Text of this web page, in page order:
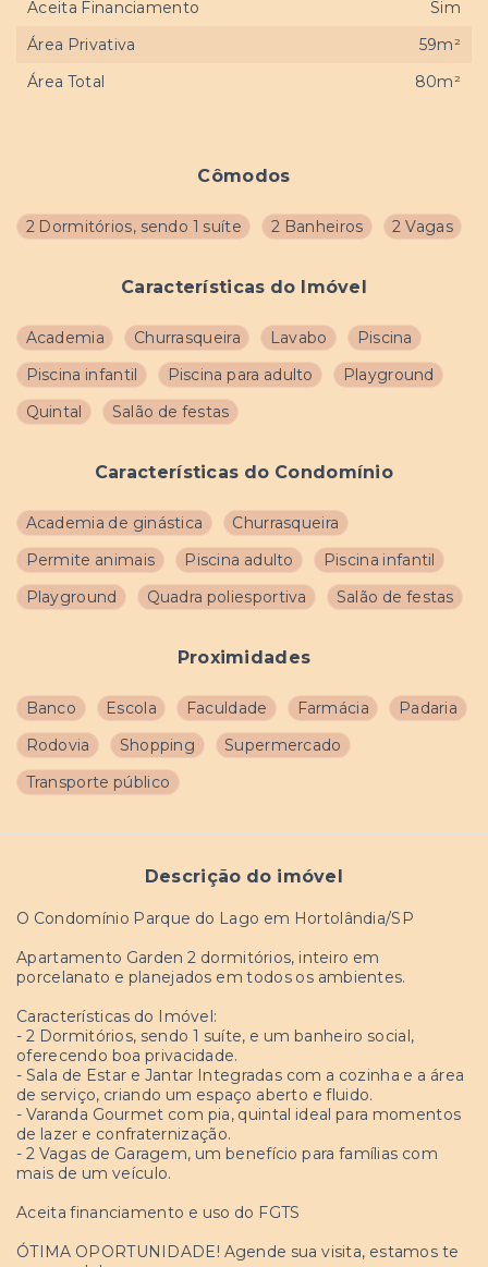
Cômodos
2 Dormitórios, sendo 1 suíte 2 Banheiros 2 Vagas
Características do Imóvel
Academia Churrasqueira Lavabo
Piscina
Piscina infantil
Piscina para adulto
Playground
Quintal
Salão de festas
Características do Condomínio
Academia de ginástica
Churrasqueira
Permite animais
Piscina adulto
Piscina infantil
Playground
Quadra poliesportiva Salão de festas
Proximidades
Banco Escola Faculdade Farmácia
Padaria
Rodovia
Shopping
Supermercado
Transporte público
Descrição do imóvel
O Condomínio Parque do Lago em Hortolândia/SP
Apartamento Garden 2 dormitórios, inteiro em
porcelanato e planejados em todos os ambientes.
Características do Imóvel:
- 2 Dormitórios, sendo 1 suíte, e um banheiro social,
oferecendo boa privacidade.
- Sala de Estar e Jantar Integradas com a cozinha e a área
de serviço, criando um espaço aberto e fluido.
- Varanda Gourmet com pia, quintal ideal para momentos
de lazer e confraternização.
- 2 Vagas de Garagem, um benefício para famílias com
mais de um veículo.
Aceita financiamento e uso do FGTS
ÓTIMA OPORTUNIDADE! Agende sua visita, estamos te
Aceita Financiamento
Sim
Área Privativa
59m²
Área Total
80m²